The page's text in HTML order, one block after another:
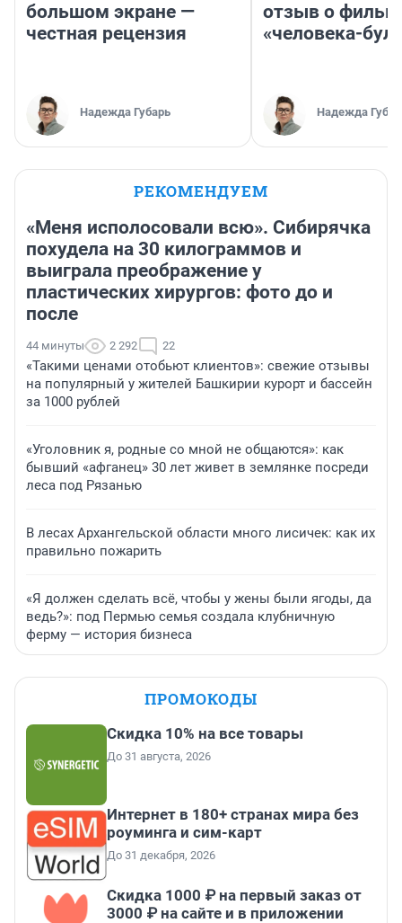
большом экране —
честная рецензия
Надежда Губарь
отзыв о
«человека-
Надежда
РЕКОМЕНДУЕМ
«Меня исполосовали всю». Сибирячка
похудела на 30 килограммов и
выиграла преображение у
пластических хирургов: фото до и
после
44 минуты 2 292 22
«Такими ценами отобьют клиентов»: свежие отзывы
на популярный у жителей Башкирии курорт и бассейн
за 1000 рублей
«Уголовник я, родные со мной не общаются»: как
бывший «афганец» 30 лет живет в землянке посреди
леса под Рязанью
В лесах Архангельской области много лисичек: как их
правильно пожарить
«Я должен сделать всё, чтобы у жены были ягоды, да
ведь?»: под Пермью семья создала клубничную
ферму — история бизнеса
ПРОМОКОДЫ
Скидка 10% на все товары
До 31 августа, 2026
Интернет в 180+ странах мира без
роуминга и сим-карт
До 31 декабря, 2026
Скидка 1000 ₽ на первый заказ от
3000 ₽ на сайте и в приложении